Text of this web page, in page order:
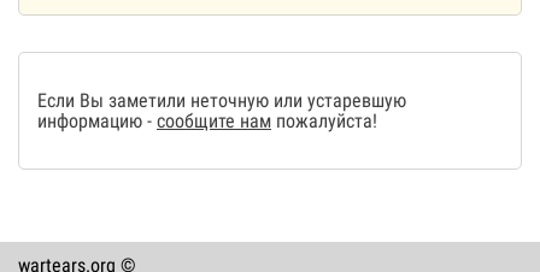
Если Вы заметили неточную или устаревшую
информацию - сообщите нам пожалуйста!
wartears.org ©